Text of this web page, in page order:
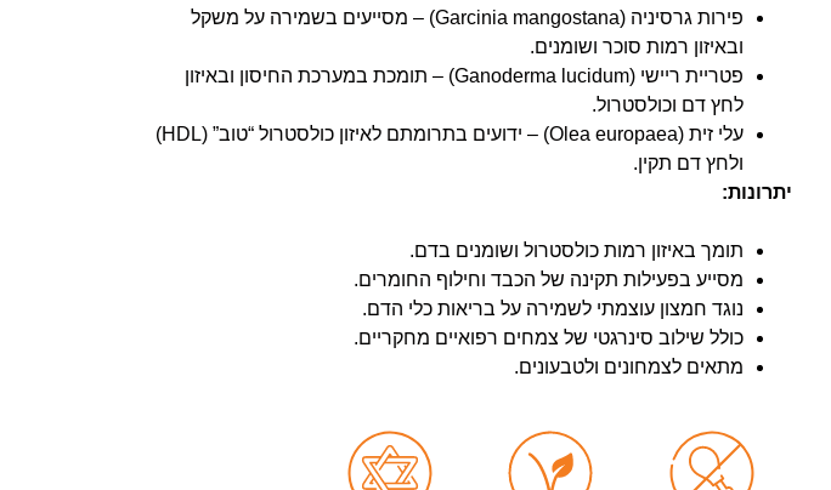
פירות גרסיניה (Garcinia mangostana) – מסייעים בשמירה על משקל
ובאיזון רמות סוכר ושומנים.
פטריית ריישי (Ganoderma lucidum) – תומכת במערכת החיסון ובאיזון
לחץ דם וכולסטרול.
עלי זית (Olea europaea) – ידועים בתרומתם לאיזון כולסטרול “טוב” (HDL)
ולחץ דם תקין.
יתרונות:
תומך באיזון רמות כולסטרול ושומנים בדם.
מסייע בפעילות תקינה של הכבד וחילוף החומרים.
נוגד חמצון עוצמתי לשמירה על בריאות כלי הדם.
כולל שילוב סינרגטי של צמחים רפואיים מחקריים.
מתאים לצמחונים ולטבעונים.